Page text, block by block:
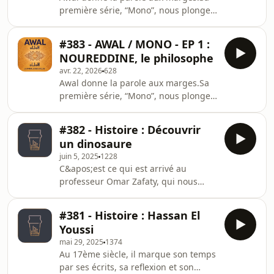
«Mono»، يغوص هذا البودكاست في عمق
مسارات مستعملي الهيروين: لحظة اللقاء مع
الإدمان، فقدان السيطرة، والقطيعة الاجتما
première série, “Mono”, nous plonge
l’addiction, la perte de contrôle, et la
rupture sociale qui s’installe. Des
récits humains et sans filtre.أوال يمنح
الكلمة للهامش. في سلسلته الأولى
«Mono»، يغوص هذا البودكاست في عمق
مسارات مستعملي الهيروين: لحظة اللقاء مع
الإدمان، فقدان السيطرة، والقطيعة الاجتما
#383 - AWAL / MONO - EP 1 :
NOUREDDINE, le philosophe
avr. 22, 2026628
Awal donne la parole aux marges.Sa
première série, “Mono”, nous plonge
l’addiction, la perte de contrôle, et la
rupture sociale qui s’installe. Des
récits humains et sans filtre.أوال يمنح
الكلمة للهامش. في سلسلته الأولى
«Mono»، يغوص هذا البودكاست في عمق
مسارات مستعملي الهيروين: لحظة اللقاء مع
الإدمان، فقدان السيطرة، والقطيعة الاجتما
#382 - Histoire : Découvrir
un dinosaure
juin 5, 2025 1228
C&apos;est ce qui est arrivé au
professeur Omar Zafaty, qui nous
avec le soutien de Maroc Telecom.
#381 - Histoire : Hassan El
Youssi
mai 29, 2025 1374
Au 17ème siècle, il marque son temps
par ses écrits, sa reflexion et son